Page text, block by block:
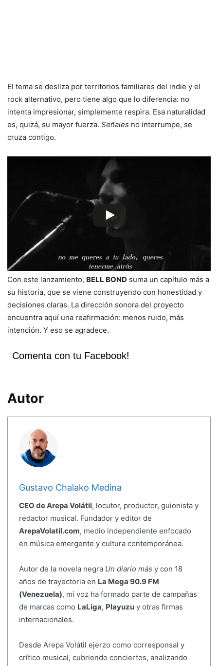
El tema se desliza por territorios familiares del indie y el
rock alternativo, pero tiene algo que lo diferencia: no
intenta impresionar, simplemente respira. Esa naturalidad
es, quizá, su mayor fuerza. Señales no interrumpe, se
cruza contigo.
Con este lanzamiento, BELL BOND suma un capítulo más a
su historia, que se viene construyendo con honestidad y
decisiones claras. La dirección sonora del proyecto
encuentra aquí una reafirmación: menos ruido, más
intención. Y eso se agradece.
Comenta con tu Facebook!
Autor
Gustavo Chalako Medina
CEO de Arepa Volátil, locutor, productor, guionista y
redactor musical. Fundador y editor de
ArepaVolatil.com, medio independiente enfocado
en música emergente y cultura contemporánea.
Autor de la novela negra Un diario más y con 18
años de trayectoria en La Mega 90.9 FM
(Venezuela), mi voz ha formado parte de campañas
de marcas como LaLiga, Playuzuy otras firmas
internacionales.
Desde Arepa Volátil ejerzo como corresponsal y
crítico musical, cubriendo conciertos, analizando